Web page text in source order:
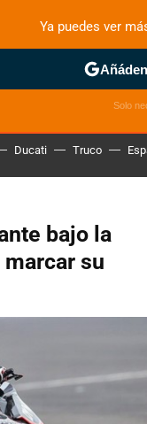
NUEVO
MOTOS ELÉCTRICAS
Ducati Truco
bajo la
marcar su
Ya puedes ver
Solo